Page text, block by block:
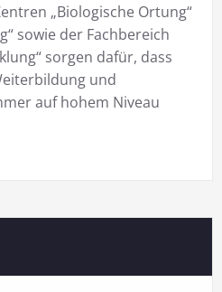
„Biologische Ortung“
sowie der Fachbereich
sorgen dafür, dass
und
auf hohem Niveau